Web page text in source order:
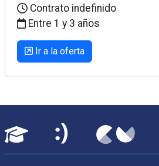
Contrato indefinido
Entre 1 y 3 años
Ir a la oferta